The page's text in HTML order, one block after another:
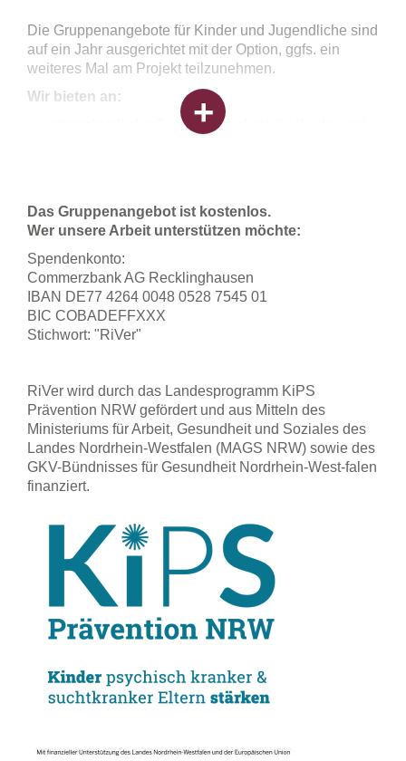
Die Gruppenangebote für Kinder und Jugendliche sind
auf ein Jahr ausgerichtet mit der Option, ggfs. ein
weiteres Mal am Projekt teilzunehmen.
Wir bieten an:
unterschiedliche Gruppenangebote für Kinder und
Ansprechmöglichkeiten für Fachkräfte, die mit
Familien in psychisch belasteten Lebenssituationen
Wir unterstützen die Kinder dabei,
darüber zu sprechen, welche Gefühle sie bewegen
Vaters zu stellen
sich mit anderen Kindern auszutauschen
zusammen mit anderen Kindern Spaß zu haben
eigene Stärken und die ihrer Familien zu entdecken
Das Gruppenangebot ist kostenlos.
Wer unsere Arbeit unterstützen möchte:
Spendenkonto:
Commerzbank AG Recklinghausen
IBAN DE77 4264 0048 0528 7545 01
BIC COBADEFFXXX
Stichwort: "RiVer"
RiVer wird durch das Landesprogramm KiPS
Prävention NRW gefördert und aus Mitteln des
Ministeriums für Arbeit, Gesundheit und Soziales des
Landes Nordrhein-Westfalen (MAGS NRW) sowie des
GKV-Bündnisses für Gesundheit Nordrhein-West-falen
finanziert.